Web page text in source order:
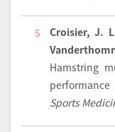
5 Croisier, J.
Hamstring
Sports